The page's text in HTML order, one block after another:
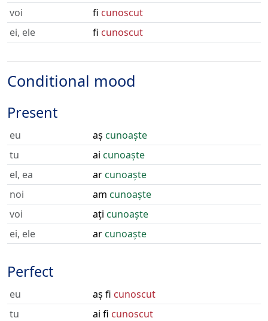
voi
fi cunoscut
ei, ele
fi cunoscut
Conditional mood
Present
eu aș cunoaște
tu
ai cunoaște
el, ea
arcunoaște
noi
am cunoaște
voi
ați cunoaște
ei, ele
arcunoaște
Perfect
eu aș fi cunoscut
tu
ai fi cunoscut